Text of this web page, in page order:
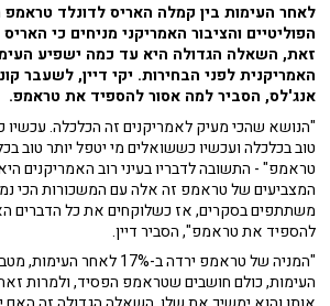
לאחר העימות בין קמלה האריס לדונלד טראמפ
הפוליטיים והציבור האמריקני מניחים כי
זאת, השאלה הגדולה היא עד כמה ישפיע
האמריקנית לפני הבחירות. יקי דיין, לשעבר
אנג'לס, הסביר למה אסור להספיד את טראמפ.
"הנושא שהכי מעיק לאמריקנים זה הכלכלה. עכשיו
טוב בכלכלה ועכשיו כששואלים מי יטפל יותר טוב
טראמפ" - התשובה לדבריו בעיני רוב האמריקנים
המצביעים של טראמפ זה אלה עם המשכורות הכי
משתתפים בסקרים, אז כשלוקחים את כל הדברים
להספיד את טראמפ", הסביר דיין.
"המניה של טראמפ ירדה ב-17%
העימות, כולם חושבים שטראמפ הפסיד, ולמרות